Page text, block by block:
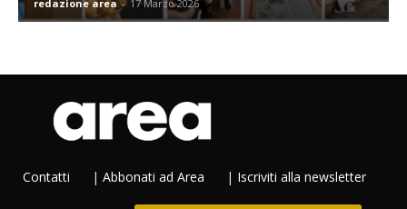
redazione area - 17 Marzo 2026
Contatti | Abbonati ad Area | Iscriviti alla newsletter